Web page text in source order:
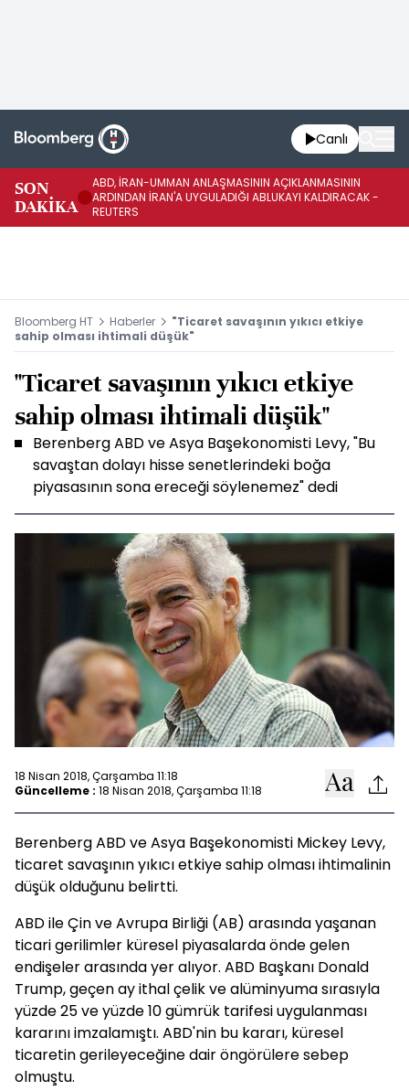
Canlı
SON
DAKİKA
ABD, İRAN-UMMAN ANLAŞMASININ AÇIKLANMASININ
ARDINDAN İRAN'A UYGULADIĞI ABLUKAYI KALDIRACAK -
REUTERS
Bloomberg HT Haberler
"Ticaret savaşının yıkıcı etkiye
sahip olması ihtimali düşük"
"Ticaret savaşının yıkıcı etkiye
sahip olması ihtimali düşük"
Berenberg ABD ve Asya Başekonomisti Levy, "Bu
savaştan dolayı hisse senetlerindeki boğa
piyasasının sona ereceği söylenemez" dedi
18 Nisan 2018, Çarşamba 11:18
Güncelleme : 18 Nisan 2018, Çarşamba 11:18
Berenberg ABD ve Asya Başekonomisti Mickey Levy,
ticaret savaşının yıkıcı etkiye sahip olması ihtimalinin
düşük olduğunu belirtti.
ABD ile Çin ve Avrupa Birliği (AB) arasında yaşanan
ticari gerilimler küresel piyasalarda önde gelen
endişeler arasında yer alıyor. ABD Başkanı Donald
Trump, geçen ay ithal çelik ve alüminyuma sırasıyla
yüzde 25 ve yüzde 10 gümrük tarifesi uygulanması
kararını imzalamıştı. ABD'nin bu kararı, küresel
ticaretin gerileyeceğine dair öngörülere sebep
olmuştu.